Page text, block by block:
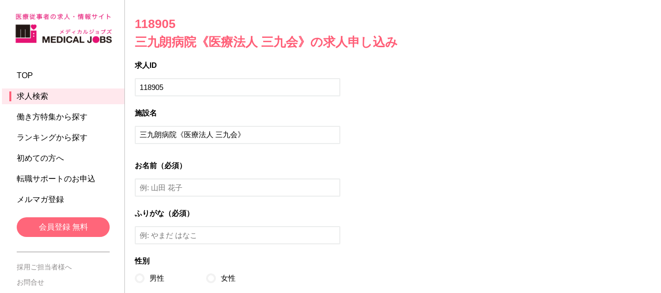
TOP
求人検索
働き方特集から探す
ランキングから探す
初めての方へ
転職サポートのお申込
メルマガ登録
会員登録 無料
採用ご担当者様へ
お問合せ
118905
三九朗病院《医療法人 三九会》の求人申し込み
求人ID
施設名
お名前（必須）
ふりがな（必須）
性別
男性 女性